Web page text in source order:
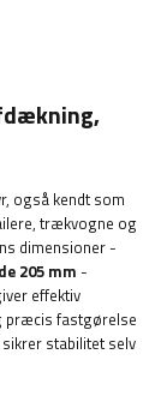
også kendt som
trækvogne og
dimensioner -
205 mm -
effektiv
præcis fastgørelse
stabilitet selv